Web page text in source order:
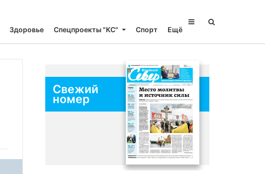
Здоровье Спецпроекты "КС" Спорт Ещё
Свежий
номер